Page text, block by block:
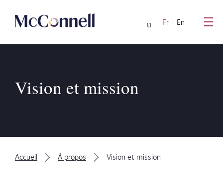
Passer au contenu principal
Fr En
Vision et mission
Accueil À propos Vision et mission